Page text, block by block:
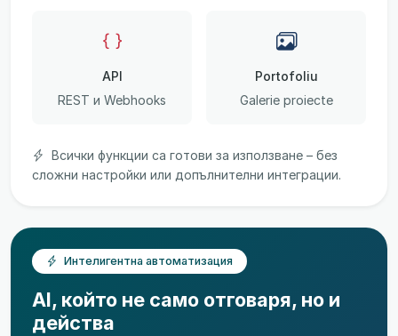
API
REST и Webhooks
Portofoliu
Galerie proiecte
Всички функции са готови за използване – без
сложни настройки или допълнителни интеграции.
Интелигентна автоматизация
AI, който не само отговаря, но и
действа